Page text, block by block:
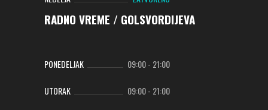
RADNO VREME / GOLSVORDIJEVA
PONEDELJAK 09:00- 21:00
UTORAK 09:00- 21:00